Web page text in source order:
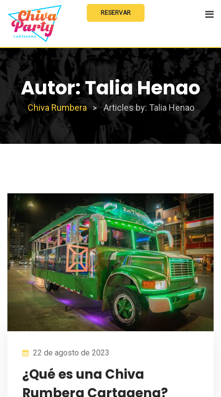
content
RESERVAR
Autor:Talia Henao
Chiva Rumbera > Articles by: Talia Henao
22 de agosto de 2023
¿Qué es una Chiva
Rumbera Cartagena?